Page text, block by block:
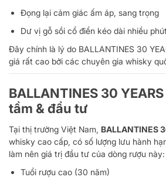
Đọng lại cảm giác ấm áp, sang trọng
Dư vị gỗ sồi cổ điển kéo dài nhiều phút
Đây chính là lý do BALLANTINES 30
giá rất cao bởi các chuyên gia whisky
BALLANTINES 30
tầm & đầu tư
Tại thị trường Việt Nam, BALLANTINES
whisky cao cấp, có số lượng lưu hành
làm nên giá trị đầu tư của dòng rượu này:
Tuổi rượu cao (30 năm)